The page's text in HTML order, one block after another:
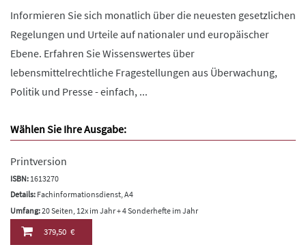
Informieren Sie sich monatlich über die neuesten gesetzlichen
Regelungen und Urteile auf nationaler und europäischer
Ebene. Erfahren Sie Wissenswertes über
lebensmittelrechtliche Fragestellungen aus Überwachung,
Politik und Presse - einfach, ...
Wählen Sie Ihre Ausgabe:
Printversion
ISBN: 1613270
Details: Fachinformationsdienst, A4
Umfang:20 Seiten, 12x im Jahr + 4 Sonderhefte im Jahr
379,50 €